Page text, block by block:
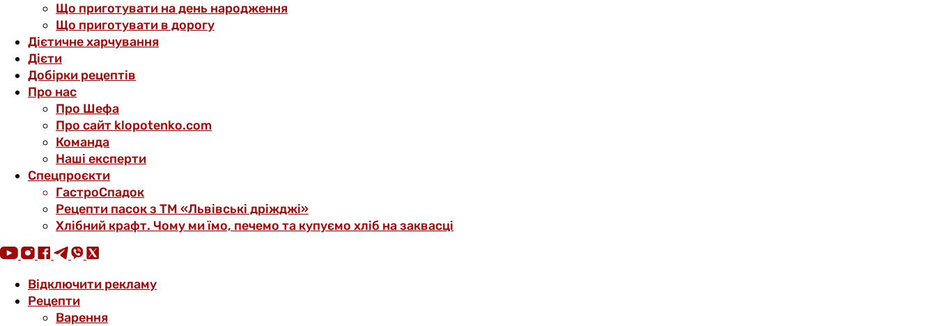
Що приготувати на день народження
Що приготувати в дорогу
Дієтичне харчування
Дієти
Добірки рецептів
Про нас
Про Шефа
Про сайт klopotenko.com
Команда
Наші експерти
Спецпроєкти
ГастроСпадок
Рецепти пасок з ТМ «Львівські дріжджі»
Хлібний крафт. Чому ми їмо, печемо та купуємо хліб на заквасці
Відключити рекламу
Рецепти
Варення